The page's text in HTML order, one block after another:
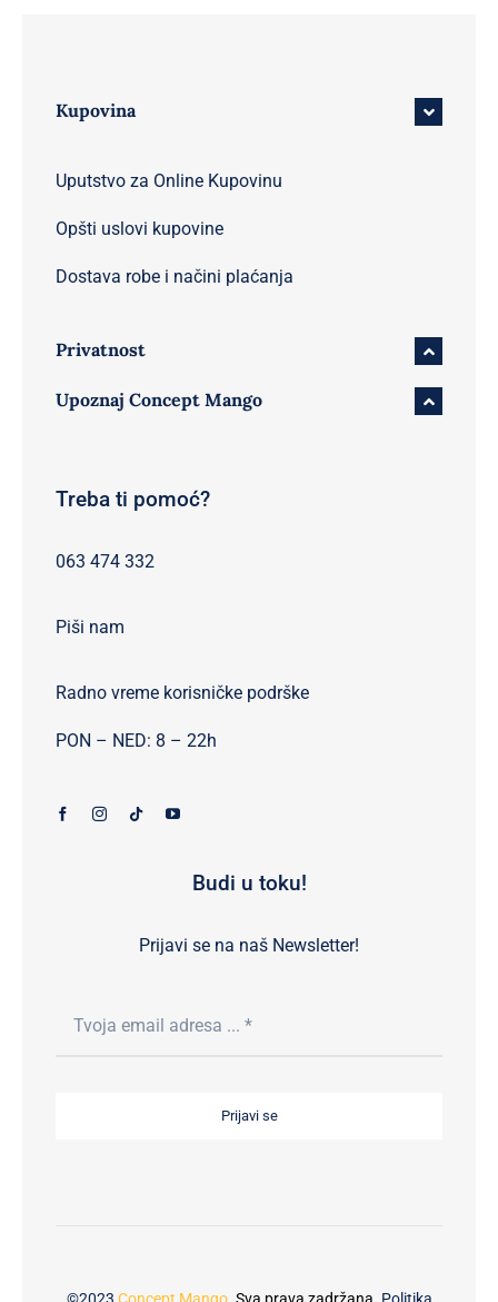
Budi u toku!
Prijavi se na naš Newsletter!
Prijavi se
Kupovina
Uputstvo za Online Kupovinu
Opšti uslovi kupovine
Dostava robe i načini plaćanja
Privatnost
Upoznaj Concept Mango
Treba ti pomoć?
063 474 332
Piši nam
Radno vreme korisničke podrške
PON – NED: 8 – 22h